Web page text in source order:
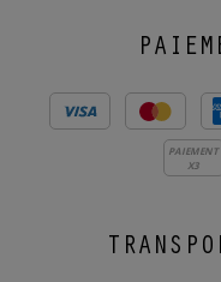
PAIEMENT
X3